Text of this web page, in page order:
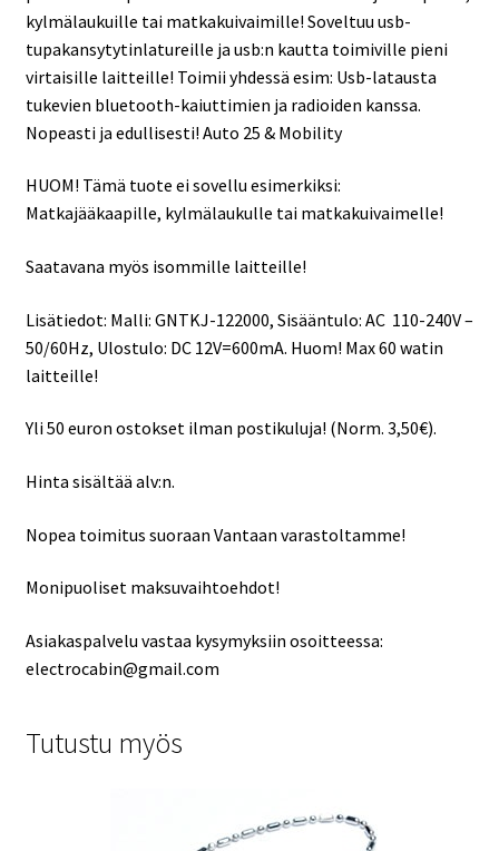
kylmälaukuille tai matkakuivaimille! Soveltuu usb-
tupakansytytinlatureille ja usb:n kautta toimiville pieni
virtaisille laitteille! Toimii yhdessä esim: Usb-latausta
tukevien bluetooth-kaiuttimien ja radioiden kanssa.
Nopeasti ja edullisesti! Auto 25 & Mobility
HUOM! Tämä tuote ei sovellu esimerkiksi:
Matkajääkaapille, kylmälaukulle tai matkakuivaimelle!
Saatavana myös isommille laitteille!
Lisätiedot: Malli: GNTKJ-122000, Sisääntulo: AC 110-240V –
50/60Hz, Ulostulo: DC 12V=600mA. Huom! Max 60 watin
laitteille!
Yli 50 euron ostokset ilman postikuluja! (Norm. 3,50€).
Hinta sisältää alv:n.
Nopea toimitus suoraan Vantaan varastoltamme!
Monipuoliset maksuvaihtoehdot!
Asiakaspalvelu vastaa kysymyksiin osoitteessa:
electrocabin@gmail.com
Tutustu myös